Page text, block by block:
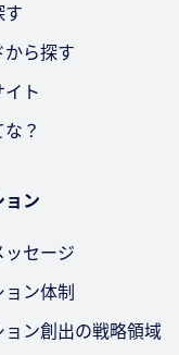
す
ら探す
ト
？
ン
セージ
ン体制
ン創出の戦略領域